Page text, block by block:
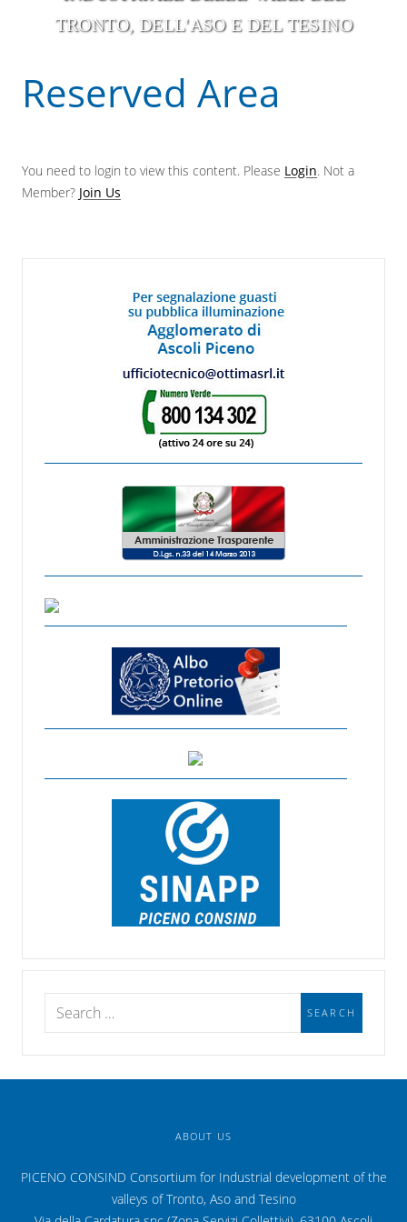
TRONTO, DELL'ASO E DEL TESINO
Reserved Area
You need to login to view this content. Please Login. Not a
Member? Join Us
ABOUT US
PICENO CONSIND Consortium for Industrial development of the
valleys of Tronto, Aso and Tesino